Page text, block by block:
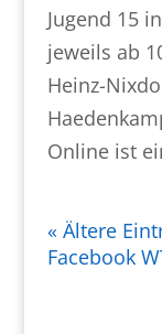
Jugend 15
jeweils ab
Heinz-
Online ist
« Ältere
Facebook